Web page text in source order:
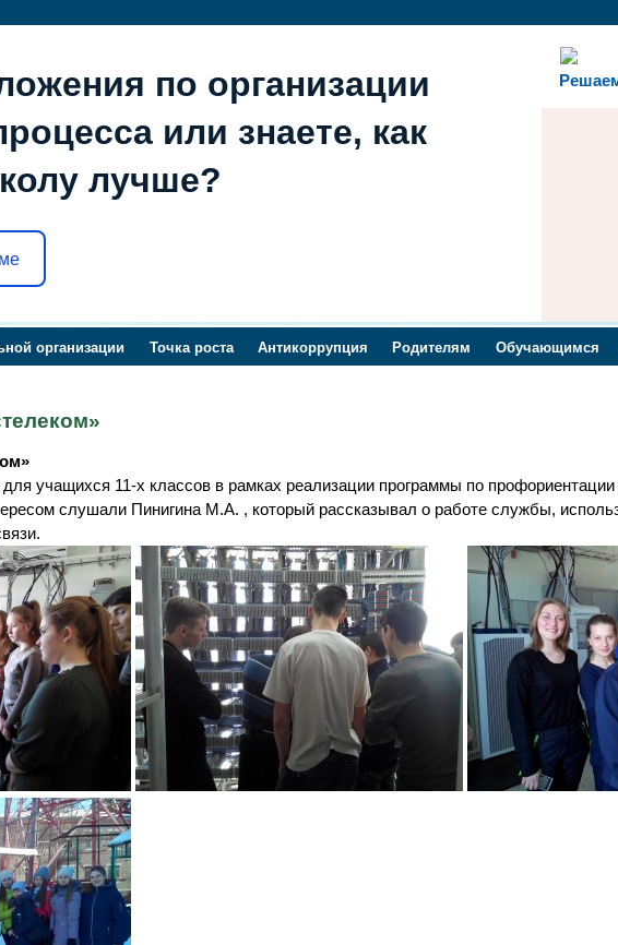
по организации
или знаете, как
лучше?
организации Точка роста Антикоррупция Родителям Обучающимся
учащихся 11-х классов в рамках реализации программы по
слушали Пинигина М.А. , который рассказывал о работе службы,